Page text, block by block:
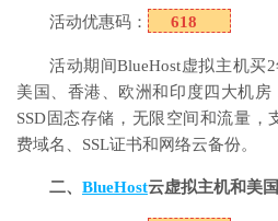
活动优惠码： 618
活动期间BlueHost虚拟主机买
美国、香港、欧洲和印度四大机房
SSD固态存储，无限空间和流量，
费域名、SSL证书和网络云备份。
二、 BlueHost云虚拟主机和美